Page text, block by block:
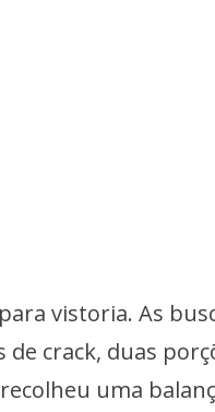
vistoria. As
crack, duas
uma